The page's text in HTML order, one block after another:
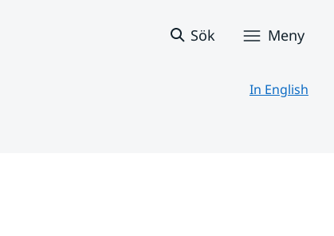
Sök Meny
In English